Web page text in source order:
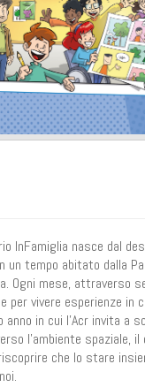
InFamiglia nasce dal
tempo abitato dalla
Ogni mese, attraverso
per vivere esperienze in
anno in cui l’Acr invita a
l’ambiente spaziale,
che lo stare